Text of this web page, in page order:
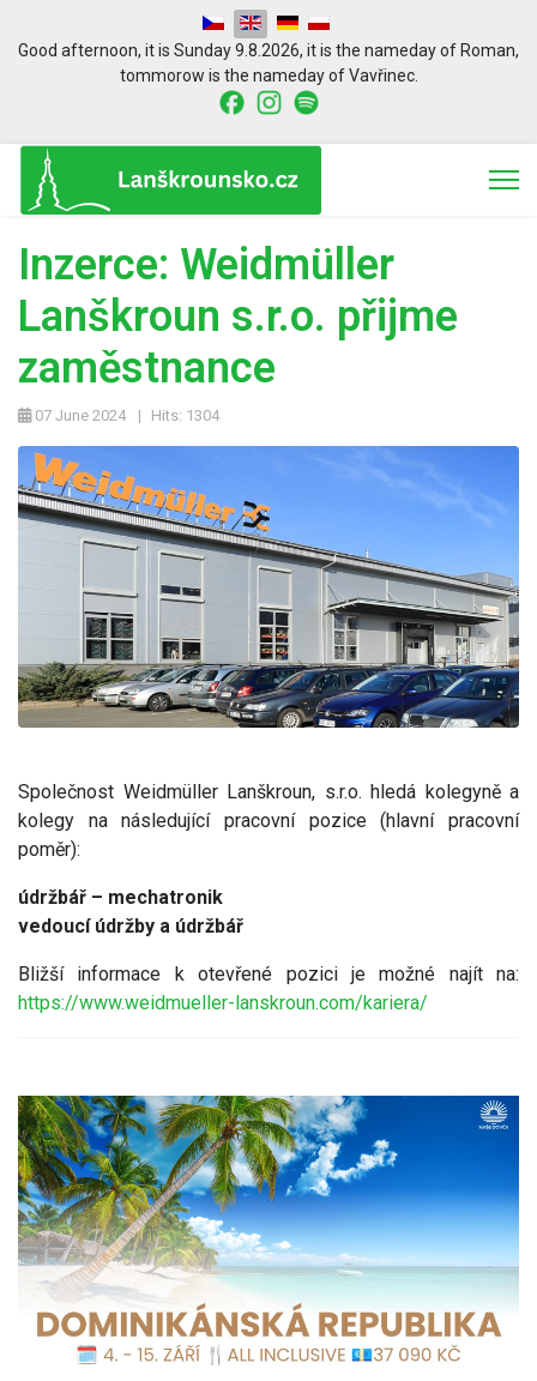
Select your language
Good afternoon, it is Sunday 9.8.2026, it is the nameday of Roman,
tommorow is the nameday ofVavřinec.
Inzerce: Weidmüller
Lanškroun s.r.o. přijme
zaměstnance
07 June 2024 Hits: 1304
Společnost Weidmüller Lanškroun, s.r.o. hledá kolegyně a
kolegy na následující pracovní pozice (hlavní pracovní
poměr):
údržbář – mechatronik
vedoucí údržby a údržbář
Bližší informace k otevřené pozici je možné najít na:
https://www.weidmueller-lanskroun.com/kariera/